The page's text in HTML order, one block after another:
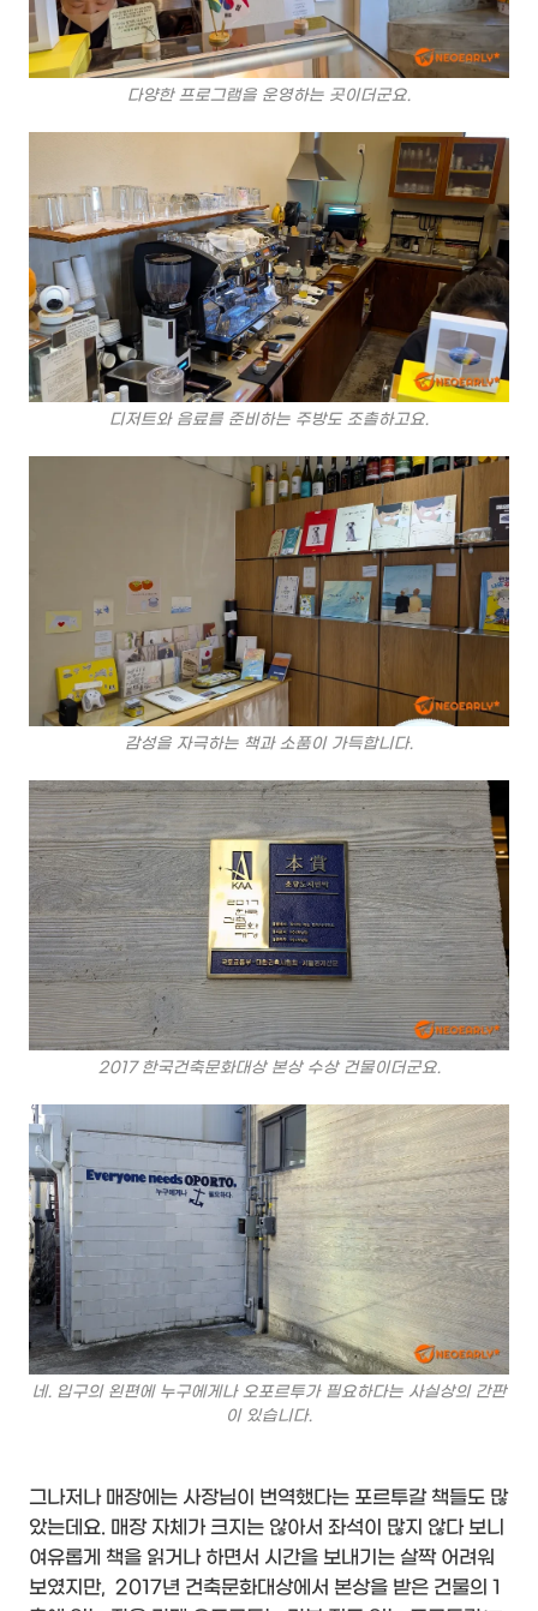
다양한 프로그램을 운영하는 곳이더군요.
디저트와 음료를 준비하는 주방도 조촐하고요.
감성을 자극하는 책과 소품이 가득합니다.
2017 한국건축문화대상 본상 수상 건물이더군요.
네. 입구의 왼편에 누구에게나 오포르투가 필요하다는 사실상의 간판
이 있습니다.
그나저나 매장에는 사장님이 번역했다는 포르투갈 책들도 많
았는데요. 매장 자체가 크지는 않아서 좌석이 많지 않다 보니
여유롭게 책을 읽거나 하면서 시간을 보내기는 살짝 어려워
보였지만, 2017년 건축문화대상에서 본상을 받은 건물의 1